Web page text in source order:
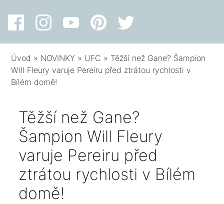
Úvod » NOVINKY » UFC » Těžší než Gane? Šampion
Will Fleury varuje Pereiru před ztrátou rychlosti v
Bílém domě!
Těžší než Gane?
Šampion Will Fleury
varuje Pereiru před
ztrátou rychlosti v Bílém
domě!